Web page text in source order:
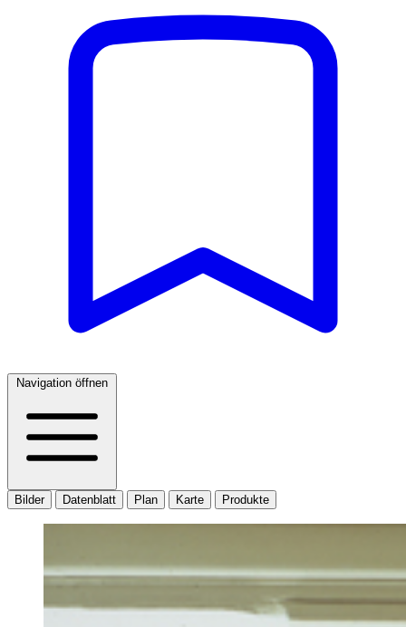
Navigation öffnen
Bilder Datenblatt Plan Karte Produkte